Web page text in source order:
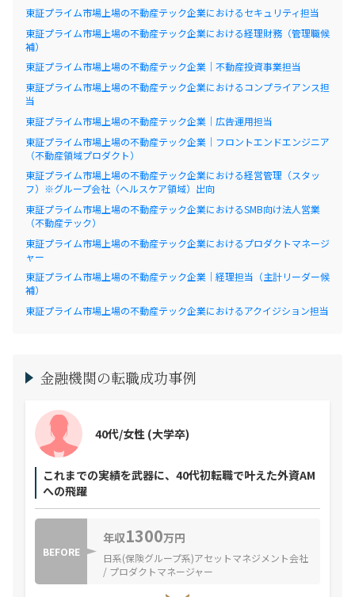
東証プライム市場上場の不動産テック企業におけるセキュリティ担当
東証プライム市場上場の不動産テック企業における経理財務（管理職候
補）
東証プライム市場上場の不動産テック企業｜不動産投資事業担当
東証プライム市場上場の不動産テック企業におけるコンプライアンス担
当
東証プライム市場上場の不動産テック企業｜広告運用担当
東証プライム市場上場の不動産テック企業｜フロントエンドエンジニア
（不動産領域プロダクト）
東証プライム市場上場の不動産テック企業における経営管理（スタッ
フ）※グループ会社（ヘルスケア領域）出向
東証プライム市場上場の不動産テック企業におけるSMB向け法人営業
（不動産テック）
東証プライム市場上場の不動産テック企業におけるプロダクトマネージ
ャー
東証プライム市場上場の不動産テック企業｜経理担当（主計リーダー候
補）
東証プライム市場上場の不動産テック企業におけるアクイジション担当
金融機関の転職成功事例
これまでの実績を武器に、40代初転職で叶えた外資AM
への飛躍
40代/女性 (大学卒)
BEFORE
年収1300万円
日系(保険グループ系)アセットマネジメント会社
/ プロダクトマネージャー